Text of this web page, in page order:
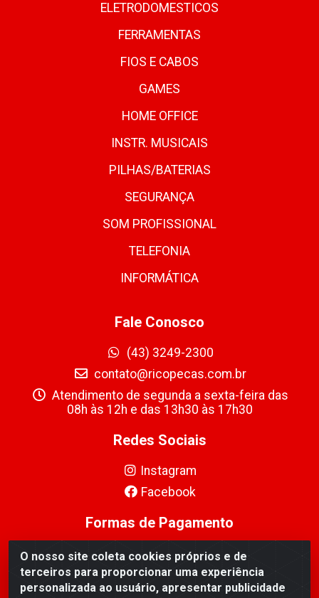
O nosso site coleta cookies próprios e de
terceiros para proporcionar uma experiência
personalizada ao usuário, apresentar publicidade
ELETRODOMESTICOS
FERRAMENTAS
FIOS E CABOS
GAMES
HOME OFFICE
INSTR. MUSICAIS
PILHAS/BATERIAS
SEGURANÇA
SOM PROFISSIONAL
TELEFONIA
INFORMÁTICA
Fale Conosco
(43) 3249-2300
contato@ricopecas.com.br
Atendimento de segunda a sexta-feira das
08h às 12h e das 13h30 às 17h30
Redes Sociais
Instagram
Facebook
Formas de Pagamento